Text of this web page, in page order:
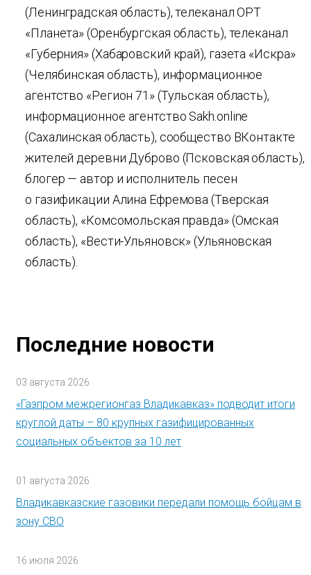
(Ленинградская область), телеканал ОРТ
«Планета» (Оренбургская область), телеканал
«Губерния» (Хабаровский край), газета «Искра»
(Челябинская область), информационное
агентство «Регион 71» (Тульская область),
информационное агентство Sakh.online
(Сахалинская область), сообщество ВКонтакте
жителей деревни Дуброво (Псковская область),
блогер — автор и исполнитель песен
о газификации Алина Ефремова (Тверская
область), «Комсомольская правда» (Омская
область), «Вести-Ульяновск» (Ульяновская
область).
Последние новости
03 августа 2026
«Газпром межрегионгаз Владикавказ» подводит итоги
круглой даты – 80 крупных газифицированных
социальных объектов за 10 лет
01 августа 2026
Владикавказские газовики передали помощь бойцам в
зону СВО
16 июля 2026